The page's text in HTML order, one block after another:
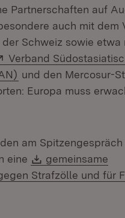
Partnerschaften auf
auch mit dem
Schweiz sowie etwa
Extern:
Verband
(Öffnet in neuem
und den Mercosur-
Europa muss
am Spitzengespräch
eine
Download:
gemeinsame
Strafzölle und für